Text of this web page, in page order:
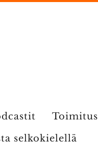
Toimitus
selkokielellä